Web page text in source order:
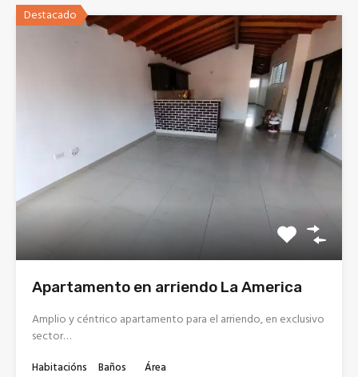
Destacado
Apartamento en arriendo La America
Amplio y céntrico apartamento para el arriendo, en exclusivo
sector…
Habitacións
Baños
Área